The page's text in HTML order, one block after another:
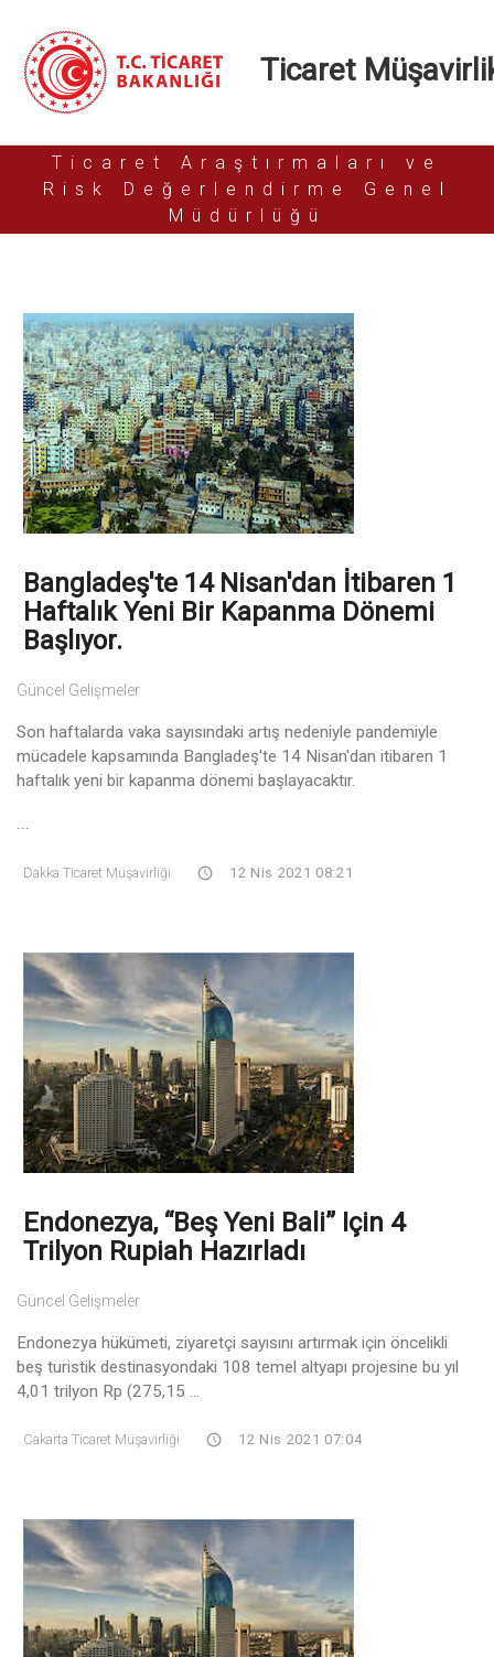
Ticaret
Ticaret Araştırmaları ve
Risk Değerlendirme Genel
Müdürlüğü
Bangladeş'te 14 Nisan'dan İtibaren 1
Haftalık Yeni Bir Kapanma Dönemi
Başlıyor.
Güncel Gelişmeler
Son haftalarda vaka sayısındaki artış nedeniyle pandemiyle
mücadele kapsamında Bangladeş'te 14 Nisan'dan itibaren 1
haftalık yeni bir kapanma dönemi başlayacaktır.
Dakka Ticaret Müşavirliği 12 Nis 2021 08:21
Endonezya, “Beş Yeni Bali” Için 4
Trilyon Rupiah Hazırladı
Güncel Gelişmeler
Endonezya hükümeti, ziyaretçi sayısını artırmak için öncelikli
beş turistik destinasyondaki 108 temel altyapı projesine bu yıl
4,01 trilyon Rp (275,15 ...
Cakarta Ticaret Müşavirliği 12 Nis 2021 07:04